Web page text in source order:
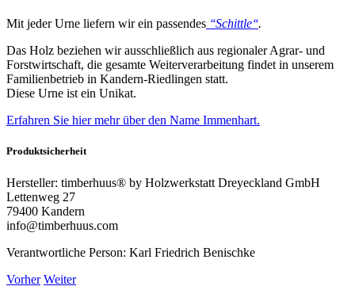
Mit jeder Urne liefern wir ein passendes ‘‘Schittle‘‘.
Das Holz beziehen wir ausschließlich aus regionaler Agrar- und
Forstwirtschaft, die gesamte Weiterverarbeitung findet in unserem
Familienbetrieb in Kandern-Riedlingen statt.
Diese Urne ist ein Unikat.
Erfahren Sie hier mehr über den Name Immenhart.
Produktsicherheit
Hersteller: timberhuus® by Holzwerkstatt Dreyeckland GmbH
Lettenweg 27
79400 Kandern
info@timberhuus.com
Verantwortliche Person: Karl Friedrich Benischke
Vorher Weiter